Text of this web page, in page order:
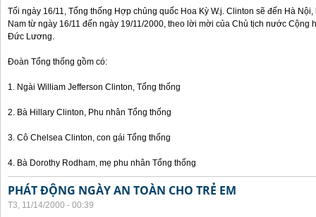
Tối ngày 16/11, Tổng thống Hợp chủng quốc Hoa Kỳ W.j. Clinton sẽ đến Hà
Nam từ ngày 16/11 đến ngày 19/11/2000, theo lời mời của Chủ tịch nước Cộng
Đức Lương.
Đoàn Tổng thống gồm có:
1. Ngài William Jefferson Clinton, Tổng thống
2. Bà Hillary Clinton, Phu nhân Tổng thống
3. Cô Chelsea Clinton, con gái Tổng thống
4. Bà Dorothy Rodham, mẹ phu nhân Tổng thống
PHÁT ĐỘNG NGÀY AN TOÀN CHO TRẺ EM
T3, 11/14/2000 - 00:39